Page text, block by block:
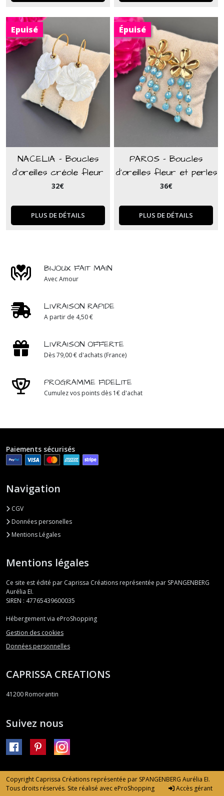
Epuisé
NACELIA - Boucles
d'oreilles créole fleur
en nacre et perle
32€
PLUS DE DÉTAILS
Épuisé
PAROS - Boucles
d'oreilles fleur et perles
bohèmes bleu turquoise
36€
PLUS DE DÉTAILS
BIJOUX FAIT MAIN
Avec Amour
LIVRAISON RAPIDE
A partir de 4,50 €
LIVRAISON OFFERTE
Dès 79,00 € d'achats (France)
PROGRAMME FIDELITE
Cumulez vos points dès 1€ d'achat
Paiements sécurisés
Navigation
CGV
Données personelles
Mentions Légales
Mentions légales
Ce site est édité par Caprissa Créations représentée par SPANGENBERG
Aurélia EI.
SIREN : 47765439600035
Hébergement via eProShopping
Gestion des cookies
Données personnelles
CAPRISSA CREATIONS
41200 Romorantin
Suivez nous
Copyright Caprissa Créations représentée par SPANGENBERG Aurélia EI.
Tous droits réservés. Site réalisé avec eProShopping Accès gérant